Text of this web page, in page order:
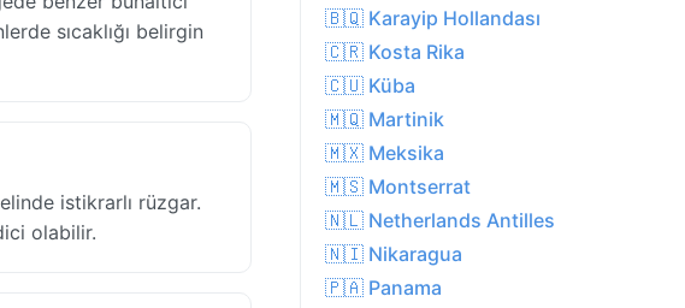
sıcaklığı belirgin
istikrarlı rüzgar.
olabilir.
🇧🇶 Karayip Hollandası
🇨🇷 Kosta Rika
🇨🇺 Küba
🇲🇶 Martinik
🇲🇽 Meksika
🇲🇸 Montserrat
🇳🇱 Netherlands Antilles
🇳🇮 Nikaragua
🇵🇦 Panama